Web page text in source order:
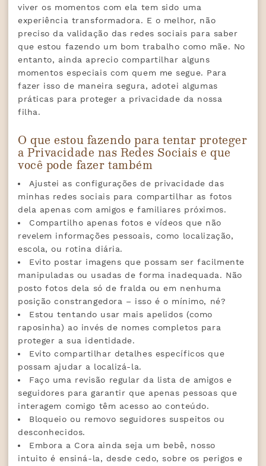
viver os momentos com ela tem sido uma
experiência transformadora. E o melhor, não
preciso da validação das redes sociais para saber
que estou fazendo um bom trabalho como mãe. No
entanto, ainda aprecio compartilhar alguns
momentos especiais com quem me segue. Para
fazer isso de maneira segura, adotei algumas
práticas para proteger a privacidade da nossa
filha.
O que estou fazendo para tentar proteger
a Privacidade nas Redes Sociais e que
você pode fazer também
Ajustei as configurações de privacidade das
minhas redes sociais para compartilhar as fotos
dela apenas com amigos e familiares próximos.
Compartilho apenas fotos e vídeos que não
revelem informações pessoais, como localização,
escola, ou rotina diária.
Evito postar imagens que possam ser facilmente
manipuladas ou usadas de forma inadequada. Não
posto fotos dela só de fralda ou em nenhuma
posição constrangedora – isso é o mínimo, né?
Estou tentando usar mais apelidos (como
raposinha) ao invés de nomes completos para
proteger a sua identidade.
Evito compartilhar detalhes específicos que
possam ajudar a localizá-la.
Faço uma revisão regular da lista de amigos e
seguidores para garantir que apenas pessoas que
interagem comigo têm acesso ao conteúdo.
Bloqueio ou removo seguidores suspeitos ou
desconhecidos.
Embora a Cora ainda seja um bebê, nosso
intuito é ensiná-la, desde cedo, sobre os perigos e